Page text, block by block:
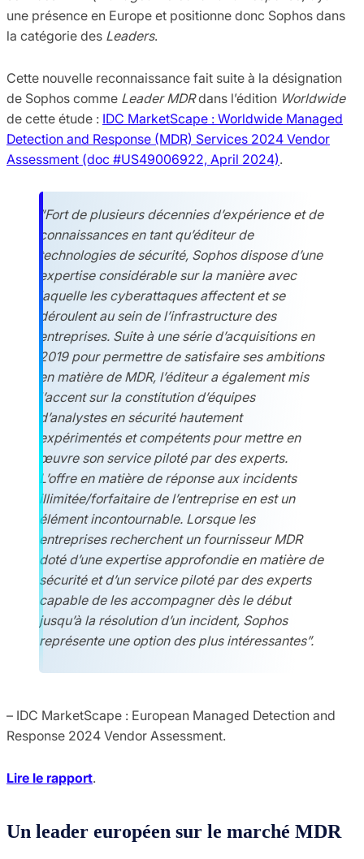
une présence en Europe et positionne donc Sophos dans
la catégorie des Leaders.
Cette nouvelle reconnaissance fait suite à la désignation
de Sophos comme Leader MDRdans l’édition Worldwide
de cette étude : IDC MarketScape : Worldwide Managed
Detection and Response (MDR) Services 2024 Vendor
Assessment (doc #US49006922, April 2024).
“Fort de plusieurs décennies d’expérience et de
connaissances en tant qu’éditeur de
technologies de sécurité, Sophos dispose d’une
expertise considérable sur la manière avec
laquelle les cyberattaques affectent et se
déroulent au sein de l’infrastructure des
entreprises. Suite à une série d’acquisitions en
2019 pour permettre de satisfaire ses ambitions
en matière de MDR, l’éditeur a également mis
l’accent sur la constitution d’équipes
d’analystes en sécurité hautement
expérimentés et compétents pour mettre en
œuvre son service piloté par des experts.
L’offre en matière de réponse aux incidents
illimitée/forfaitaire de l’entreprise en est un
élément incontournable. Lorsque les
entreprises recherchent un fournisseur MDR
doté d’une expertise approfondie en matière de
sécurité et d’un service piloté par des experts
capable de les accompagner dès le début
jusqu’à la résolution d’un incident, Sophos
représente une option des plus intéressantes”.
– IDC MarketScape : European Managed Detection and
Response 2024 Vendor Assessment.
Lire le rapport.
Un leader européen sur le marché MDR